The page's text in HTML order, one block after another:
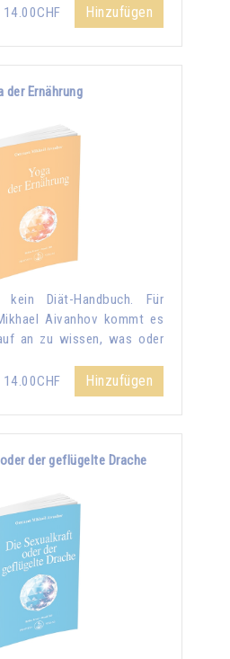
14.00CHF
Hinzufügen
der Ernährung
Diät-Handbuch. Für
Aivanhov kommt es
an zu wissen, was oder
14.00CHF
Hinzufügen
der geflügelte Drache